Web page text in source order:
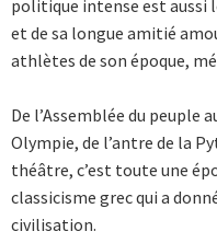
politique intense est aussi
et de sa longue amitié
athlètes de son époque,
De l’Assemblée du peuple
Olympie, de l’antre de la
théâtre, c’est toute une
classicisme grec qui a
civilisation.